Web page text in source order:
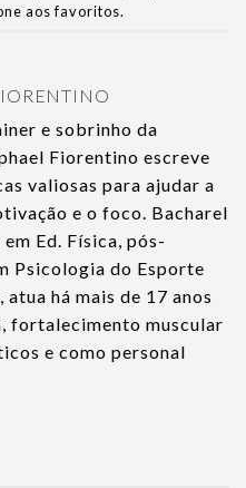
aos favoritos.
e sobrinho da
Fiorentino escreve
valiosas para ajudar a
e o foco. Bacharel
Ed. Física, pós-
Psicologia do Esporte
atua há mais de 17 anos
fortalecimento muscular
e como personal